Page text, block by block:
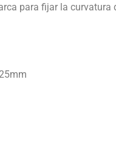
para fijar la curvatura